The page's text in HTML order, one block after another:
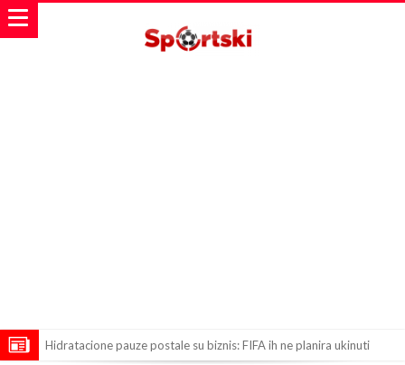
Hidratacione pauze postale su biznis: FIFA ih ne planira ukinuti